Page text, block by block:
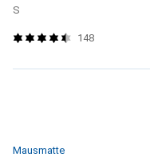
S
148
Mausmatte